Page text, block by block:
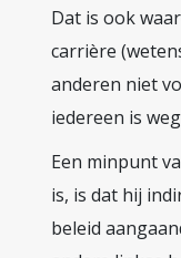
Dat is ook
carrière
anderen niet
iedereen is
Een minpunt
is, is dat hij
beleid